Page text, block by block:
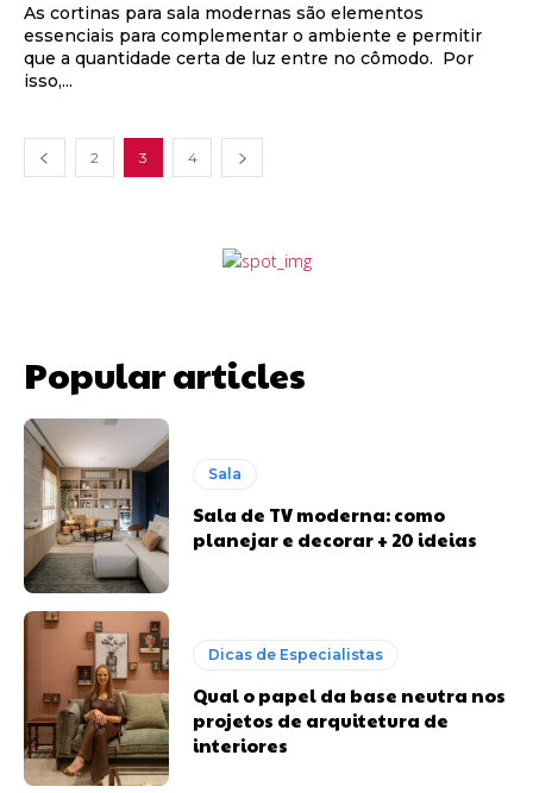
As cortinas para sala modernas são elementos
essenciais para complementar o ambiente e permitir
que a quantidade certa de luz entre no cômodo. Por
isso,...
2 3 4
Popular articles
Sala
Sala de TV moderna: como
planejar e decorar + 20 ideias
Dicas de Especialistas
Qual o papel da base neutra nos
projetos de arquitetura de
interiores